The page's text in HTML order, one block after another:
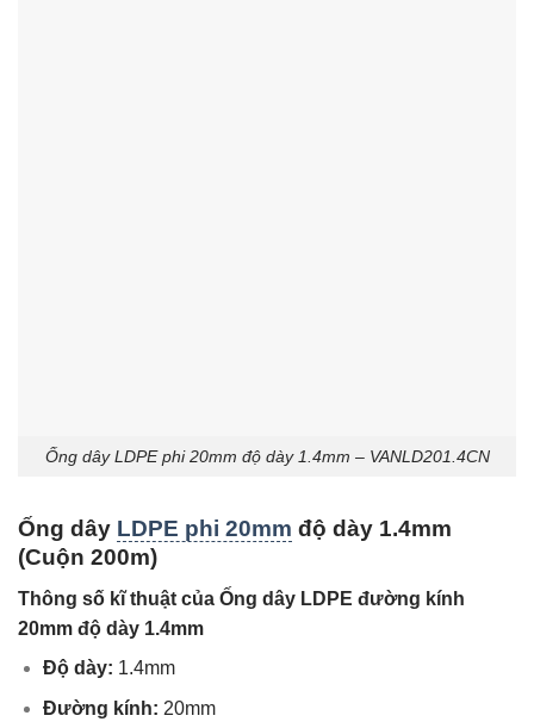
Ống dây LDPE phi 20mm độ dày 1.4mm – VANLD201.4CN
Ống dây LDPE phi 20mm độ dày 1.4mm
(Cuộn 200m)
Thông số kĩ thuật của Ống dây LDPE đường kính
20mm độ dày 1.4mm
Độ dày: 1.4mm
Đường kính: 20mm